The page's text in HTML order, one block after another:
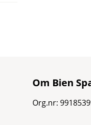
Om Bien
Org.nr: